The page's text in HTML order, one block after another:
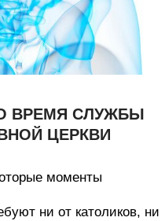
ВРЕМЯ СЛУЖБЫ
ЦЕРКВИ
моменты
ни от католиков, ни